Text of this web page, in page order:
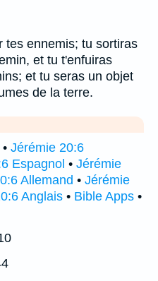
tes ennemis; tu sortiras
et tu t'enfuiras
et tu seras un objet
de la terre.
• Jérémie 20:6
Espagnol • Jérémie
Allemand • Jérémie
Anglais • Bible Apps •